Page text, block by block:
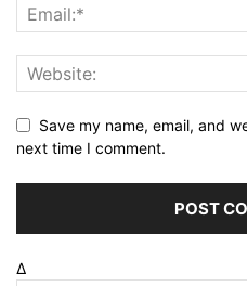
Save my name, email, and
next time I comment.
Δ